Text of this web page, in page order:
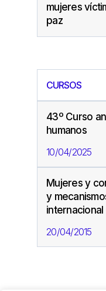
mujeres
paz
CURSOS
43º Curso
humanos
10/04/2025
Mujeres y
y
20/04/2015